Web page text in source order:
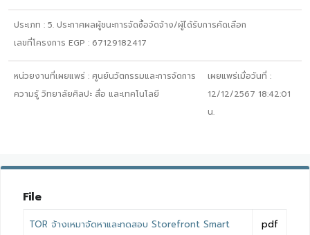
ประเภท : 5. ประกาศผลผู้ชนะการจัดซื้อจัดจ้าง/ผู้ได้รับการคัดเลือก
เลขที่โครงการ EGP : 67129182417
หน่วยงานที่เผยแพร่ : ศูนย์นวัตกรรมและการจัดการ
ความรู้ วิทยาลัยศิลปะ สื่อ และเทคโนโลยี
เผยแพร่เมื่อวันที่ :
12/12/2567 18:42:01
น.
File
TOR จ้างเหมาจัดหาและทดสอบ Storefront Smart
pdf